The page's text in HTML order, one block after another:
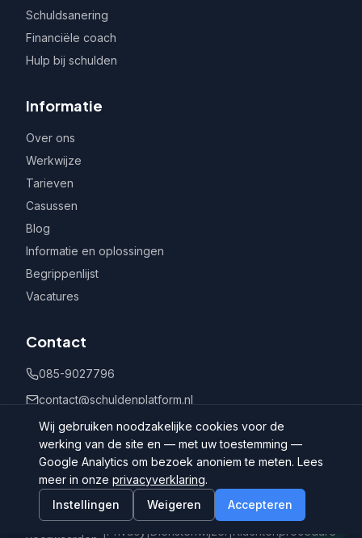
Schuldsanering
Financiële coach
Hulp bij schulden
Informatie
Over ons
Werkwijze
Tarieven
Casussen
Blog
Informatie en oplossingen
Begrippenlijst
Vacatures
Contact
085-9027796
contact@schuldenplatform.nl
Postbus 802, 7400 AV Deventer
©
Schuldenplatform.nl
Algemene
|Privacy |Dienstenwijzer |Klachtenprocedure
Wij gebruiken noodzakelijke cookies voor de
werking van de site en — met uw toestemming —
Google Analytics om bezoek anoniem te meten. Lees
meer in onze privacyverklaring.
Instellingen
Weigeren Accepteren